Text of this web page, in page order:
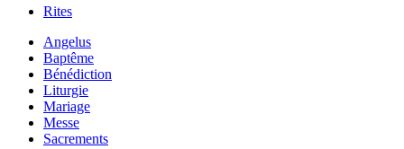
Rites
Angelus
Baptême
Bénédiction
Liturgie
Mariage
Messe
Sacrements